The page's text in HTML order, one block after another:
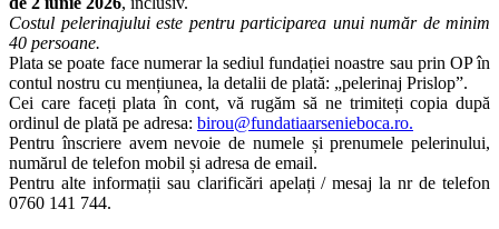
Costul pelerinajului este pentru participarea unui număr de minim
40 persoane.
Plata se poate face numerar la sediul fundației noastre sau prin OP în
contul nostru cu mențiunea, la detalii de plată: „pelerinaj Prislop”.
Cei care faceți plata în cont, vă rugăm să ne trimiteți copia după
ordinul de plată pe adresa: birou@fundatiaarsenieboca.ro.
Pentru înscriere avem nevoie de numele și prenumele pelerinului,
numărul de telefon mobil și adresa de email.
Pentru alte informații sau clarificări apelați / mesaj la nr de telefon
0760 141 744.